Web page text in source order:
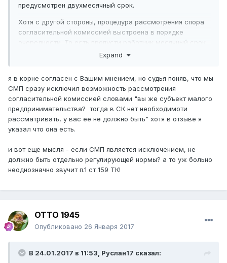
предусмотрен двухмесячный срок.
Хотя с другой стороны, процедура рассмотрения спора
согласительной комиссией выстроена в порядке
очередности. То есть пропусти работник месячный срок
и передай заявление на рассмотрение в суд, в конечном
спора через согласительную комиссию (не важно месяц
прошел или полтора). Но все таки, как мне кажется для
рассмотрения трудового спора в судебном порядке,
предусмотрен двух месячный срок.
По поводу СМП, если у вас есть согласительная
всплывёт, вне зависимости от субъекта
предпринимательства рассмотреть данный спор
необходимо будет через комиссию.
Expand
я в корне согласен с Вашим мнением, но судья поняв, что мы
СМП сразу исключил возможность рассмотрения
согласительной комиссией словами "вы же субъект малого
предпринимательства? тогда в СК нет необходимоти
рассматривать, у вас ее не должно быть" хотя в отзыве я
указал что она есть.
и вот еще мысля - если СМП является исключением, не
должно быть отдельно регулирующей нормы? а то уж больно
неоднозначно звучит п.1 ст 159 ТК!
ОТТО 1945
Опубликовано 26 Января 2017
В 24.01.2017 в 11:53, Руслан17 сказал: